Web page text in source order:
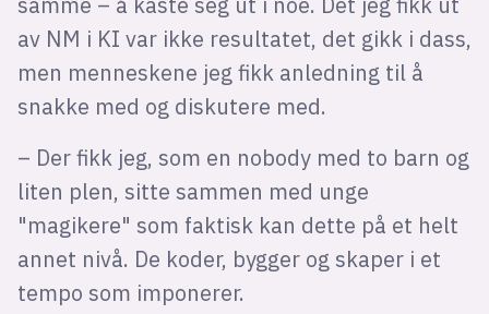
av NM i KI var ikke resultatet, det gikk i dass,
men menneskene jeg fikk anledning til å
snakke med og diskutere med.
– Der fikk jeg, som en nobody med to barn og
liten plen, sitte sammen med unge
"magikere" som faktisk kan dette på et helt
annet nivå. De koder, bygger og skaper i et
tempo som imponerer.